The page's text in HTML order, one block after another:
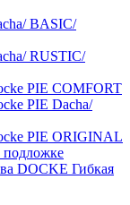
BASIC/
RUSTIC/
PIE COMFORT
PIE Dacha/
PIE ОRIGINАL
подложке
DOCKE Гибкая